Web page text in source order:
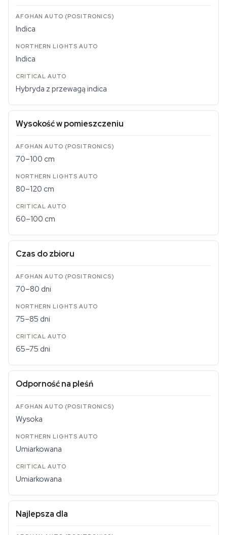
Indica
Indica
Hybryda z przewagą indica
Wysokość w pomieszczeniu
70–100 cm
80–120 cm
60–100 cm
Czas do zbioru
70–80 dni
75–85 dni
65–75 dni
Odporność na pleśń
Wysoka
Umiarkowana
Umiarkowana
Najlepsza dla